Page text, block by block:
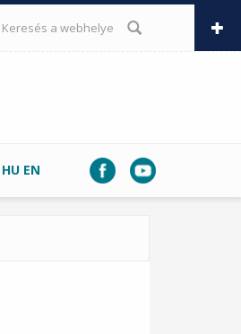
KERESÉS ŰRLAP
HU EN